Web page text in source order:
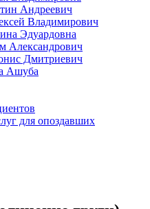
Андреевич
Владимирович
Эдуардовна
Александрович
Дмитриевич
Ашуба
для опоздавших